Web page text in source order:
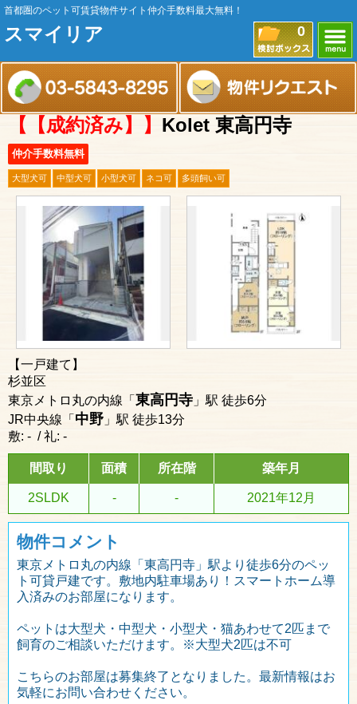
首都圏のペット可賃貸物件サイト仲介手数料最大無料！
スマイリア 0
【【成約済み】】 Kolet 東高円寺
仲介手数料無料
大型犬可 中型犬可 小型犬可 ネコ可 多頭飼い可
【一戸建て】
杉並区
東京メトロ丸の内線「 東高円寺 」駅 徒歩6分
JR中央線「 中野 」駅 徒歩13分
敷: - / 礼: -
間取り 面積 所在階 築年月
2SLDK - - 2021年12月
物件コメント
東京メトロ丸の内線「東高円寺」駅より徒歩6分のペッ
ト可貸戸建です。敷地内駐車場あり！スマートホーム導
入済みのお部屋になります。
ペットは大型犬・中型犬・小型犬・猫あわせて2匹まで
飼育のご相談いただけます。※大型犬2匹は不可
こちらのお部屋は募集終了となりました。最新情報はお
気軽にお問い合わせください。